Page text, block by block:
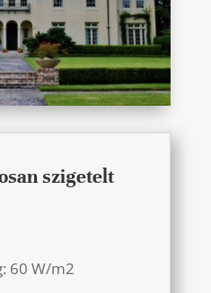
szigetelt
60 W/m2